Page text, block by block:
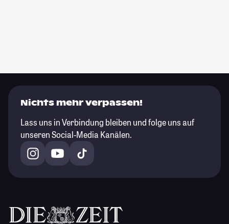
Nichts mehr verpassen!
Lass uns in Verbindung bleiben und folge uns auf
unseren Social-Media Kanälen.